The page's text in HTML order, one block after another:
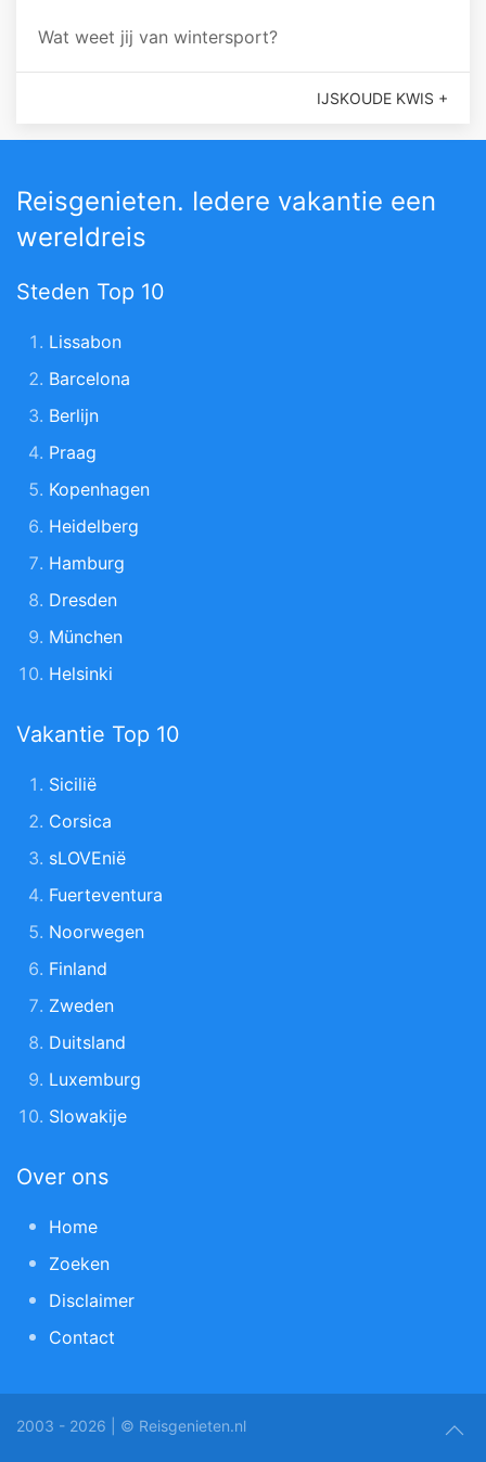
Wat weet jij van wintersport?
IJSKOUDE KWIS +
Reisgenieten. Iedere vakantie een
wereldreis
Steden Top 10
Lissabon
Barcelona
Berlijn
Praag
Kopenhagen
Heidelberg
Hamburg
Dresden
München
Helsinki
Vakantie Top 10
Sicilië
Corsica
sLOVEnië
Fuerteventura
Noorwegen
Finland
Zweden
Duitsland
Luxemburg
Slowakije
Over ons
Home
Zoeken
Disclaimer
Contact
2003 - 2026 | © Reisgenieten.nl